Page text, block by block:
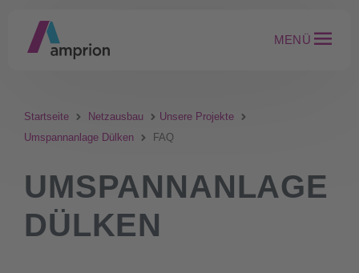
MENÜ
Startseite Netzausbau
Unsere Projekte
Umspannanlage Dülken
FAQ
UMSPANNANLAGE
DÜLKEN